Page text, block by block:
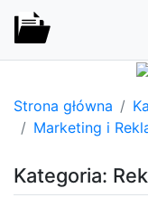
Strona główna
Marketing i
Kategoria: